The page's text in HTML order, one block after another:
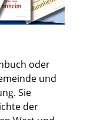
oder
und
Sie
der